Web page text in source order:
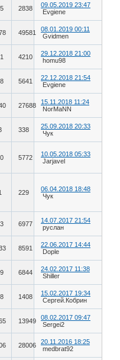
2838
09.05.2019 23:47
Evgiene
49581
08.01.2019 00:11
Gvidmen
4210
29.12.2018 21:00
homu98
5641
22.12.2018 21:54
Evgiene
27688
15.11.2018 11:24
NorMaNN
338
25.09.2018 20:33
Чук
5772
10.05.2018 05:33
Jarjavel
229
06.04.2018 18:48
Чук
6977
14.07.2017 21:54
руслан
8591
22.06.2017 14:44
Dople
6844
24.02.2017 11:38
Shiller
1408
15.02.2017 19:34
Сергей.Кобрин
13949
08.02.2017 09:47
Sergei2
28006
20.11.2016 18:25
medbrat92